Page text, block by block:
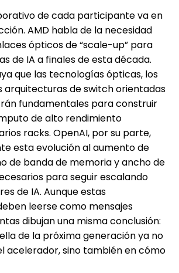
de cada participante va en
AMD habla de la necesidad
ópticos de “scale-up” para
de IA a finales de esta década.
que las tecnologías ópticas, los
arquitecturas de switch orientadas
fundamentales para construir
de alto rendimiento
racks. OpenAI, por su parte,
esta evolución al aumento de
de banda de memoria y ancho de
para seguir escalando
de IA. Aunque estas
leerse como mensajes
dibujan una misma conclusión:
de la próxima generación ya no
acelerador, sino también en cómo